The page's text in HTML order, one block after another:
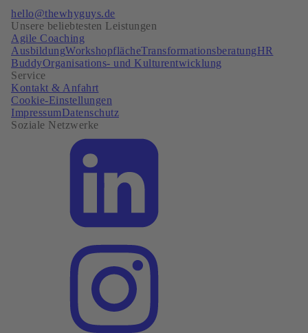
hello@thewhyguys.de
Unsere beliebtesten Leistungen
Agile Coaching
AusbildungWorkshopflächeTransformationsberatungHR
BuddyOrganisations- und Kulturentwicklung
Service
Kontakt & Anfahrt
Cookie-Einstellungen
ImpressumDatenschutz
Soziale Netzwerke